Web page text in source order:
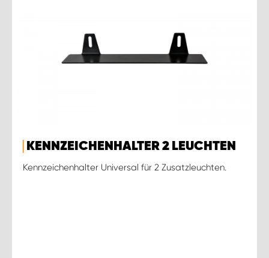
KENNZEICHENHALTER 2 LEUCHTEN
Kennzeichenhalter Universal für 2 Zusatzleuchten.